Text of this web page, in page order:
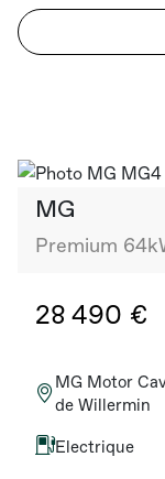
MG
Premium
28 490 €
MG Motor
de Willermin
Electrique